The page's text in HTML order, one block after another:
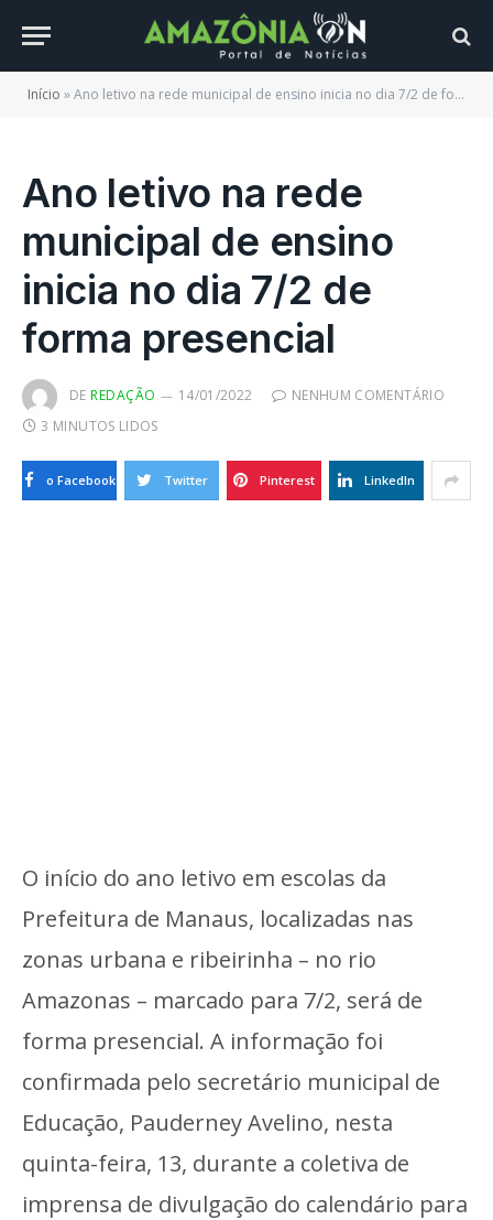
Início »Ano letivo na rede municipal de ensino inicia no dia 7/2 de forma presencial
Ano letivo na rede
municipal de ensino
inicia no dia 7/2 de
forma presencial
DE REDAÇÃO 14/01/2022
NENHUM COMENTÁRIO
3 MINUTOS LIDOS
o Facebook Twitter Pinterest LinkedIn
O início do ano letivo em escolas da
Prefeitura de Manaus, localizadas nas
zonas urbana e ribeirinha – no rio
Amazonas – marcado para 7/2, será de
forma presencial. A informação foi
confirmada pelo secretário municipal de
Educação, Pauderney Avelino, nesta
quinta-feira, 13, durante a coletiva de
imprensa de divulgação do calendário para